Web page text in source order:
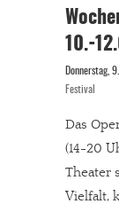
10.-
Donnerstag,
Festival
Das
(14-20
Theater
Vielfalt,